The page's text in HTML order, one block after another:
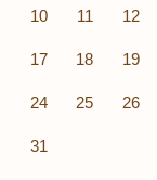
10 11 12
17 18 19
24 25 26
31